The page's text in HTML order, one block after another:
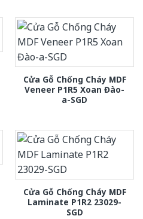
Cửa Gỗ Chống Cháy MDF
Veneer P1R5 Xoan Đào-
a-SGD
Cửa Gỗ Chống Cháy MDF
Laminate P1R2 23029-
SGD